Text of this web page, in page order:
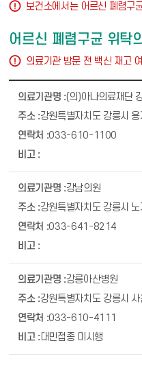
보건소에서는 어르신 폐렴구
어르신 폐렴구균 위탁
의료기관 방문 전 백신 재고
(의)아나의료재단
강원특별자치도 강릉시
033-610-1100
강남의원
강원특별자치도 강릉시
033-641-8214
강릉아산병원
강원특별자치도 강릉시
033-610-4111
대민접종 미시행